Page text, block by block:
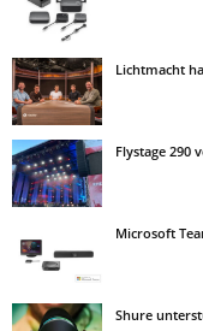
Lichtmacht
Flystage 290
Microsoft
Shure